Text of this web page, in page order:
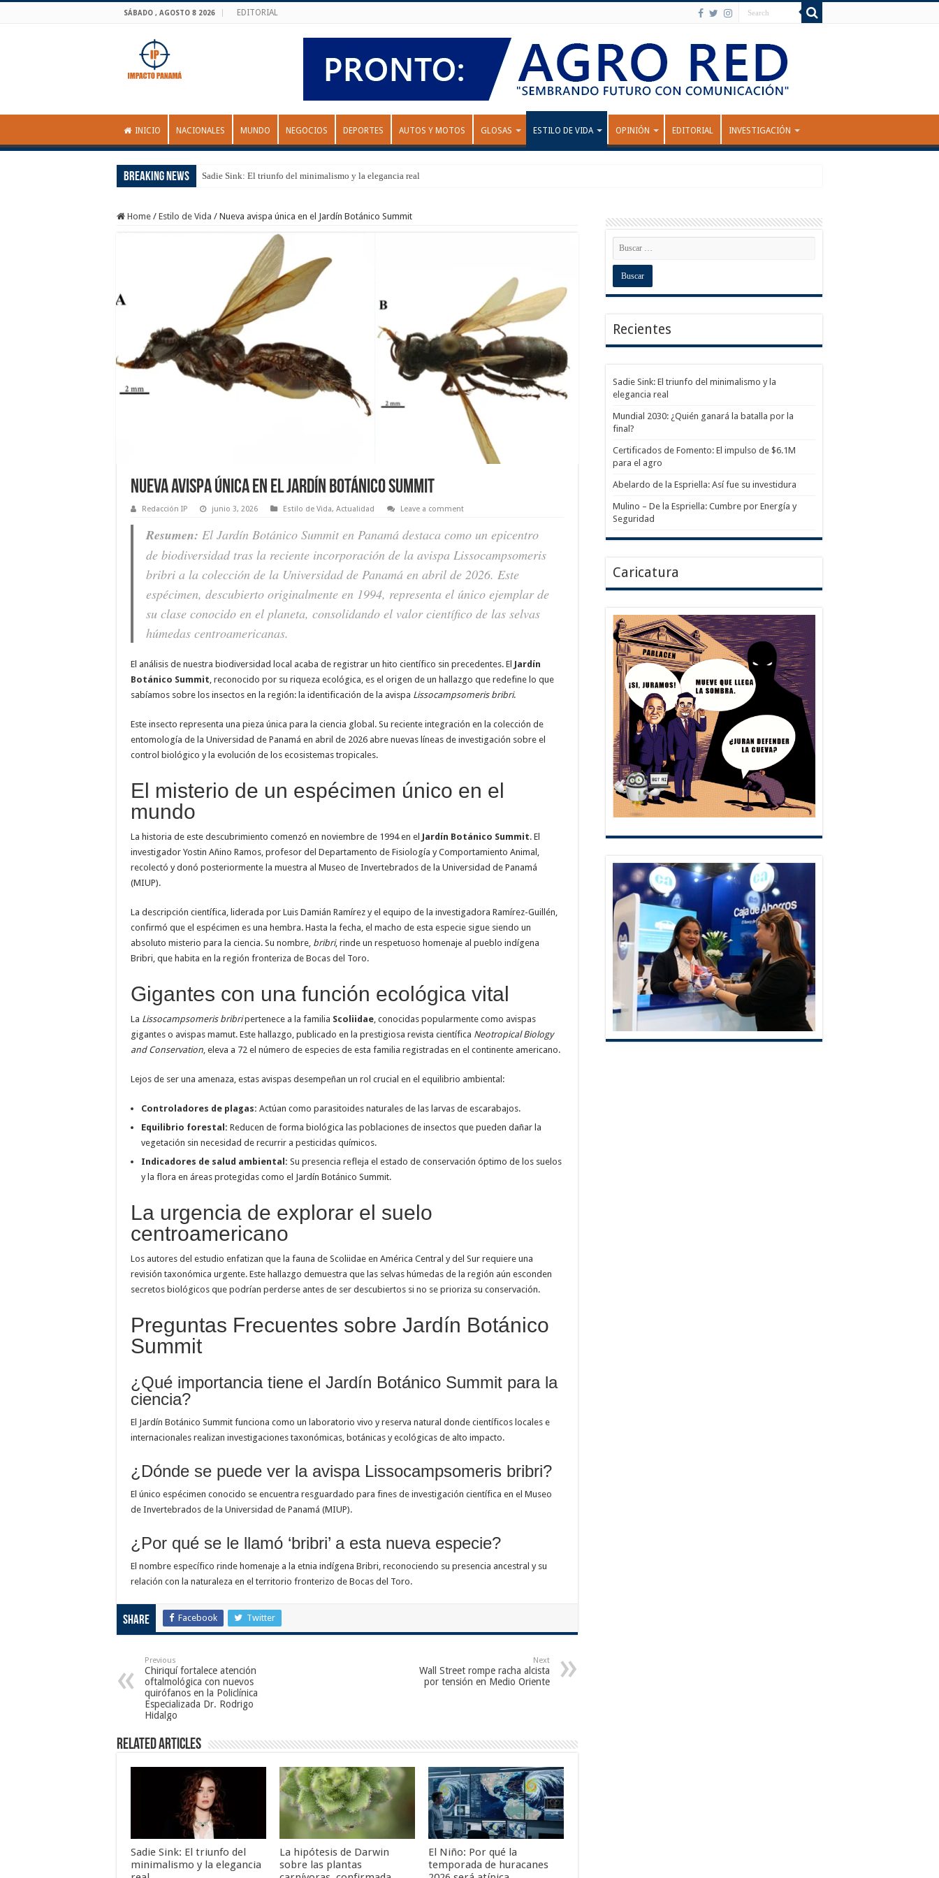
SÁBADO , AGOSTO 8 2026 EDITORIAL
INICIO NACIONALES MUNDO NEGOCIOS DEPORTES AUTOS Y MOTOS GLOSAS ESTILO DE VIDA OPINIÓN EDITORIAL INVESTIGACIÓN
Breaking News Sadie Sink: El triunfo del minimalismo y la elegancia real
Home / Estilo de Vida / Nueva avispa única en el Jardín Botánico Summit
Nueva avispa única en el Jardín Botánico Summit
Redacción IP junio 3, 2026 Estilo de Vida, Actualidad Leave a comment
Resumen: El Jardín Botánico Summit en Panamá destaca como un epicentro
de biodiversidad tras la reciente incorporación de la avispa Lissocampsomeris
bribri a la colección de la Universidad de Panamá en abril de 2026. Este
espécimen, descubierto originalmente en 1994, representa el único ejemplar de
su clase conocido en el planeta, consolidando el valor científico de las selvas
húmedas centroamericanas.
El análisis de nuestra biodiversidad local acaba de registrar un hito científico sin precedentes. El Jardín
Botánico Summit, reconocido por su riqueza ecológica, es el origen de un hallazgo que redefine lo que
sabíamos sobre los insectos en la región: la identificación de la avispa Lissocampsomeris bribri.
Este insecto representa una pieza única para la ciencia global. Su reciente integración en la colección de
entomología de la Universidad de Panamá en abril de 2026 abre nuevas líneas de investigación sobre el
control biológico y la evolución de los ecosistemas tropicales.
El misterio de un espécimen único en el
mundo
La historia de este descubrimiento comenzó en noviembre de 1994 en el Jardín Botánico Summit. El
investigador Yostin Añino Ramos, profesor del Departamento de Fisiología y Comportamiento Animal,
recolectó y donó posteriormente la muestra al Museo de Invertebrados de la Universidad de Panamá
(MIUP).
La descripción científica, liderada por Luis Damián Ramírez y el equipo de la investigadora Ramírez-Guillén,
confirmó que el espécimen es una hembra. Hasta la fecha, el macho de esta especie sigue siendo un
absoluto misterio para la ciencia. Su nombre, bribri, rinde un respetuoso homenaje al pueblo indígena
Bribri, que habita en la región fronteriza de Bocas del Toro.
Gigantes con una función ecológica vital
La Lissocampsomeris bribripertenece a la familia Scoliidae, conocidas popularmente como avispas
gigantes o avispas mamut. Este hallazgo, publicado en la prestigiosa revista científica Neotropical Biology
and Conservation, eleva a 72 el número de especies de esta familia registradas en el continente americano.
Lejos de ser una amenaza, estas avispas desempeñan un rol crucial en el equilibrio ambiental:
Controladores de plagas: Actúan como parasitoides naturales de las larvas de escarabajos.
Equilibrio forestal: Reducen de forma biológica las poblaciones de insectos que pueden dañar la
vegetación sin necesidad de recurrir a pesticidas químicos.
Indicadores de salud ambiental: Su presencia refleja el estado de conservación óptimo de los suelos
y la flora en áreas protegidas como el Jardín Botánico Summit.
La urgencia de explorar el suelo
centroamericano
Los autores del estudio enfatizan que la fauna de Scoliidae en América Central y del Sur requiere una
revisión taxonómica urgente. Este hallazgo demuestra que las selvas húmedas de la región aún esconden
secretos biológicos que podrían perderse antes de ser descubiertos si no se prioriza su conservación.
Preguntas Frecuentes sobre Jardín Botánico
Summit
¿Qué importancia tiene el Jardín Botánico Summit para la
ciencia?
El Jardín Botánico Summit funciona como un laboratorio vivo y reserva natural donde científicos locales e
internacionales realizan investigaciones taxonómicas, botánicas y ecológicas de alto impacto.
¿Dónde se puede ver la avispa Lissocampsomeris bribri?
El único espécimen conocido se encuentra resguardado para fines de investigación científica en el Museo
de Invertebrados de la Universidad de Panamá (MIUP).
¿Por qué se le llamó ‘bribri’ a esta nueva especie?
El nombre específico rinde homenaje a la etnia indígena Bribri, reconociendo su presencia ancestral y su
relación con la naturaleza en el territorio fronterizo de Bocas del Toro.
Share Facebook Twitter
Previous
Chiriquí fortalece atención
oftalmológica con nuevos
quirófanos en la Policlínica
Especializada Dr. Rodrigo
Hidalgo
Next
Wall Street rompe racha alcista
por tensión en Medio Oriente
Related Articles
Sadie Sink: El triunfo del
minimalismo y la elegancia
La hipótesis de Darwin
sobre las plantas
El Niño: Por qué la
temporada de huracanes
Recientes
Sadie Sink: El triunfo del minimalismo y la
elegancia real
Mundial 2030: ¿Quién ganará la batalla por la
final?
Certificados de Fomento: El impulso de $6.1M
para el agro
Abelardo de la Espriella: Así fue su investidura
Mulino – De la Espriella: Cumbre por Energía y
Seguridad
Caricatura